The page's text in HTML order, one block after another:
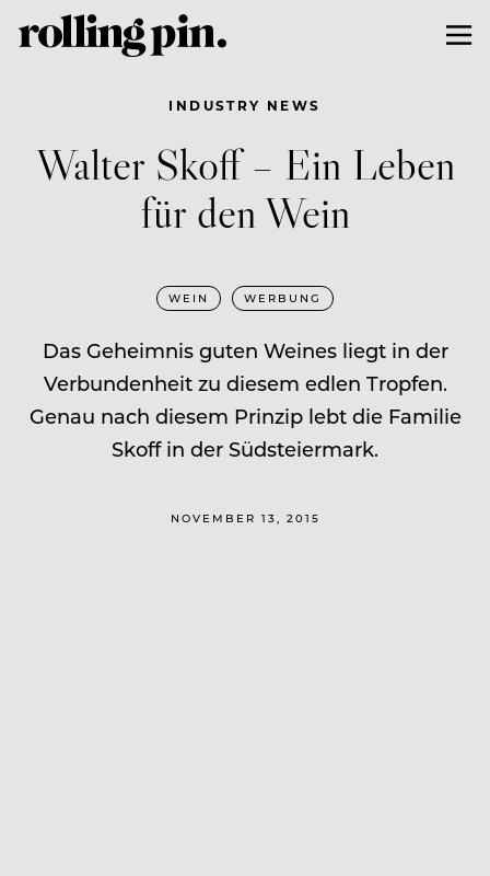
INDUSTRY NEWS
Walter Skoff – Ein Leben
für den Wein
WEIN WERBUNG
Das Geheimnis guten Weines liegt in der
Verbundenheit zu diesem edlen Tropfen.
Genau nach diesem Prinzip lebt die Familie
Skoff in der Südsteiermark.
NOVEMBER 13, 2015